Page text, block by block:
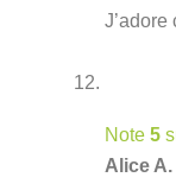
J’adore
Note 5
Alice A.